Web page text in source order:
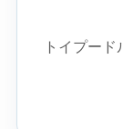
トイプー